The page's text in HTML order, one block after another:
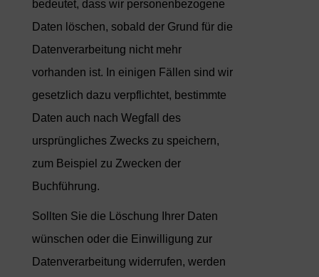
bedeutet, dass wir personenbezogene
Daten löschen, sobald der Grund für die
Datenverarbeitung nicht mehr
vorhanden ist. In einigen Fällen sind wir
gesetzlich dazu verpflichtet, bestimmte
Daten auch nach Wegfall des
ursprüngliches Zwecks zu speichern,
zum Beispiel zu Zwecken der
Buchführung.
Sollten Sie die Löschung Ihrer Daten
wünschen oder die Einwilligung zur
Datenverarbeitung widerrufen, werden